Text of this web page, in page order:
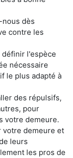
dès
contre les
définir l'espèce
nécessaire
le plus adapté à
des répulsifs,
pour
votre demeure.
votre demeure et
leurs
les pros de